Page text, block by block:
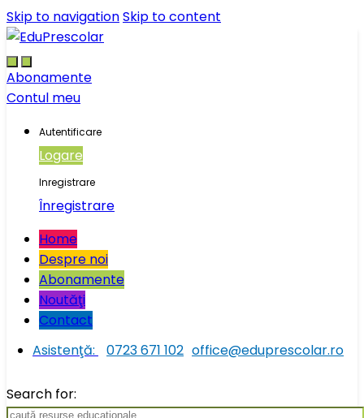
Skip to navigationSkip to content
Abonamente
Contul meu
Autentificare
Logare
Inregistrare
Înregistrare
Home
Despre noi
Abonamente
Noutăţi
Contact
Asistenţă:
0723 671 102 office@eduprescolar.ro
Search for: